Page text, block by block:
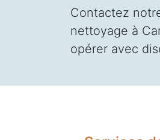
Contactez
nettoyage à
opérer avec